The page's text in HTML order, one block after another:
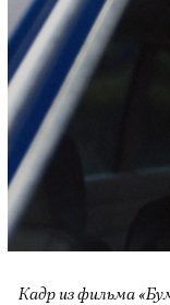
Кадр из фильма